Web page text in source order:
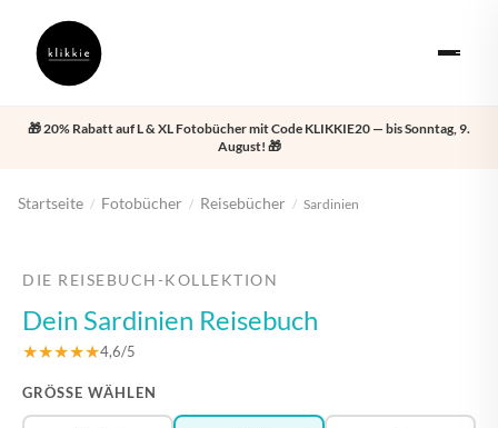
🎁 20% Rabatt auf L & XL Fotobücher mit Code KLIKKIE20 — bis Sonntag, 9.
August! 🎁
Startseite / Fotobücher / Reisebücher / Sardinien
DIE REISEBUCH-KOLLEKTION
Dein Sardinien Reisebuch
★★★★★4,6/5
GRÖSSE WÄHLEN